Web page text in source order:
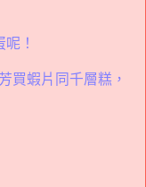
！
買蝦片同千層糕，